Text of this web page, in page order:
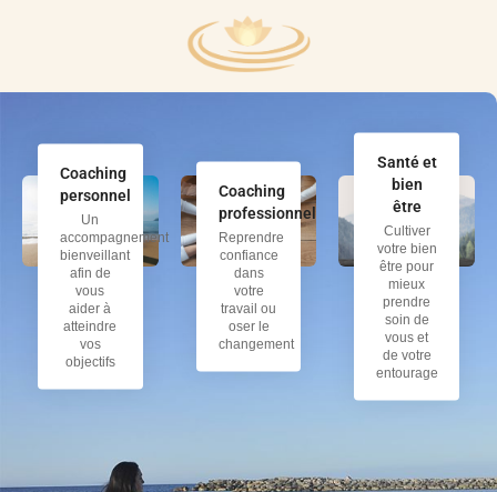
Coaching
personnel
Un
accompagnement
bienveillant
afin de
vous
aider à
atteindre
vos
objectifs
Coaching
professionnel
Reprendre
confiance
dans
votre
travail ou
oser le
changement
Santé et
bien
être
Cultiver
votre bien
être pour
mieux
prendre
soin de
vous et
de votre
entourage